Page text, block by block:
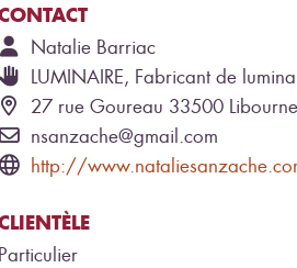
Natalie Barriac
LUMINAIRE, Fabricant de
27 rue Goureau 33500 Libourne
nsanzache@gmail.com
http://
Particulier